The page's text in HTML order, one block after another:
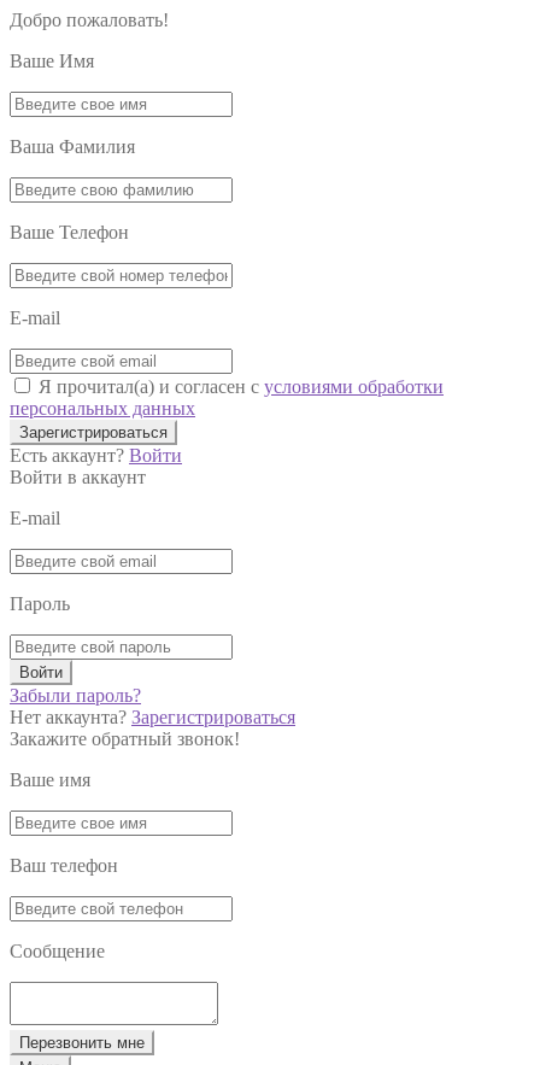
Добро пожаловать!
Ваше Имя
Ваша Фамилия
Ваше Телефон
E-mail
Я прочитал(а) и согласен с условиями обработки
персональных данных
Зарегистрироваться
Есть аккаунт? Войти
Войти в аккаунт
E-mail
Пароль
Войти
Забыли пароль?
Нет аккаунта? Зарегистрироваться
Закажите обратный звонок!
Ваше имя
Ваш телефон
Сообщение
Перезвонить мне